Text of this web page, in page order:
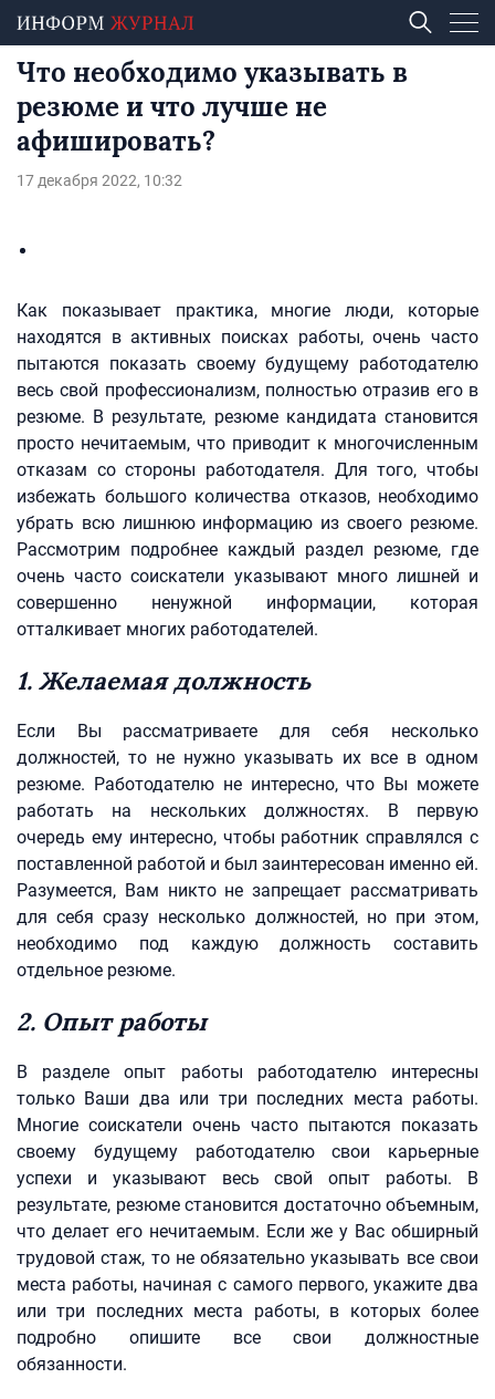
Что необходимо указывать в
резюме и что лучше не
афишировать?
17 декабря 2022, 10:32
Как показывает практика, многие люди, которые
находятся в активных поисках работы, очень часто
пытаются показать своему будущему работодателю
весь свой профессионализм, полностью отразив его в
резюме. В результате, резюме кандидата становится
просто нечитаемым, что приводит к многочисленным
отказам со стороны работодателя. Для того, чтобы
избежать большого количества отказов, необходимо
убрать всю лишнюю информацию из своего резюме.
Рассмотрим подробнее каждый раздел резюме, где
очень часто соискатели указывают много лишней и
совершенно ненужной информации, которая
отталкивает многих работодателей.
1. Желаемая должность
Если Вы рассматриваете для себя несколько
должностей, то не нужно указывать их все в одном
резюме. Работодателю не интересно, что Вы можете
работать на нескольких должностях. В первую
очередь ему интересно, чтобы работник справлялся с
поставленной работой и был заинтересован именно ей.
Разумеется, Вам никто не запрещает рассматривать
для себя сразу несколько должностей, но при этом,
необходимо под каждую должность составить
отдельное резюме.
2. Опыт работы
В разделе опыт работы работодателю интересны
только Ваши два или три последних места работы.
Многие соискатели очень часто пытаются показать
своему будущему работодателю свои карьерные
успехи и указывают весь свой опыт работы. В
результате, резюме становится достаточно объемным,
что делает его нечитаемым. Если же у Вас обширный
трудовой стаж, то не обязательно указывать все свои
места работы, начиная с самого первого, укажите два
или три последних места работы, в которых более
подробно опишите все свои должностные
обязанности.